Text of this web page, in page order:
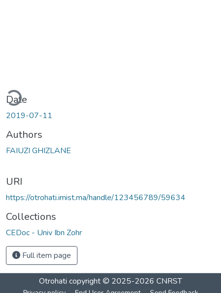
Date
2019-07-11
Authors
FAIUZI GHIZLANE
URI
https://otrohati.imist.ma/handle/123456789/59634
Collections
CEDoc - Univ Ibn Zohr
Full item page
Otrohati copyright © 2025-2026 CNRST